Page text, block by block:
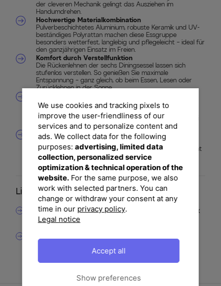
der cleveren Mechanik gelingt das Ausziehen im
Handumdrehen.
Hochwertige Materialkombination
Pulverbeschichtetes Aluminium, robuste Keramik und UV-
beständiges Polyrattan machen diese Essgruppe
besonders wetterfest, langlebig und pflegeleicht – ideal für
den ganzjährigen Einsatz im Freien.
Komfort durch Verstellfunktion
Die Rückenlehnen der sechs Diningsessel lassen sich
stufenlos verstellen. So genießen Sie maximale
Entspannung – ganz gleich, ob beim Essen, Lesen oder
Zurücklehnen in der Sonne.
Die mitgelieferten Sitz- und Rückenkissen bieten
zusätzlichen Komfort und fügen sich optisch harmonisch
ins Gesamtbild ein. Per Halteschlaufe bleiben sie auch bei
Wind an Ort und Stelle.
Modernes, zeitloses Design
Die Kombination aus naturgrauer Holzoptik,
anthrazitfarbenem Gestell und klarer Linienführung macht
diese Essgruppe zu einem stilvollen Hingucker auf jeder
Terrasse oder im Garten.
Lieferumfang
1x Ausziehtisch SIENA GARDEN Sincro, ca. 200/260 x
100 cm, Alu/Keramik, anthrazit/natur-grau
72 x 111 cm, Polyrattan/Alu, natur/anthrazit, inkl. Sitz-
und Rückenkissen
We use cookies and tracking pixels to
improve the user-friendliness of our
services and to personalize content and
ads. We collect data for the following
purposes: advertising, limited data
collection, personalized service
optimization & technical operation of the
website.For the same purpose, we also
work with selected partners. You can
change or withdraw your consent at any
time in our privacy policy.
Legal notice
Show preferences
Accept all